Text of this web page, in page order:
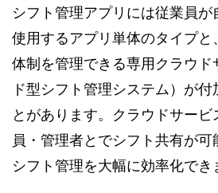
シフト管理アプリには従業員が
使用するアプリ単体のタイプと
体制を管理できる専用クラウド
ド型シフト管理システム）が
とがあります。クラウドサー
員・管理者とでシフト共有が
シフト管理を大幅に効率化でき